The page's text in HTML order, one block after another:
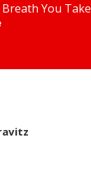
Breath You Take